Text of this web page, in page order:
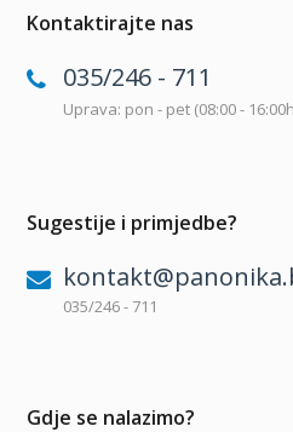
Kontaktirajte nas
035/246 - 711
Uprava: pon - pet (08:00 -
Sugestije i primjedbe?
035/246 - 711
Gdje se nalazimo?